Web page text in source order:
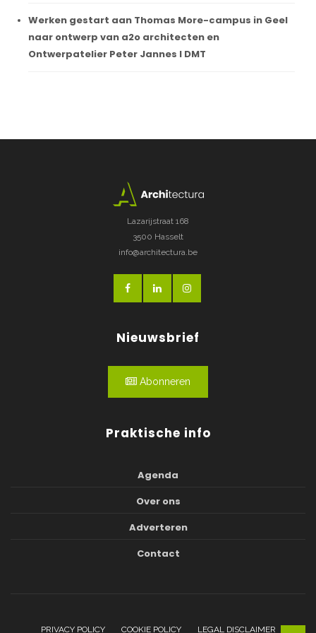
Werken gestart aan Thomas More-campus in Geel
naar ontwerp van a2o architecten en
Ontwerpatelier Peter Jannes I DMT
Lazarijstraat 168
3500 Hasselt
info@architectura.be
Nieuwsbrief
Abonneren
Praktische info
Agenda
Over ons
Adverteren
Contact
PRIVACY POLICY COOKIE POLICY LEGAL DISCLAIMER